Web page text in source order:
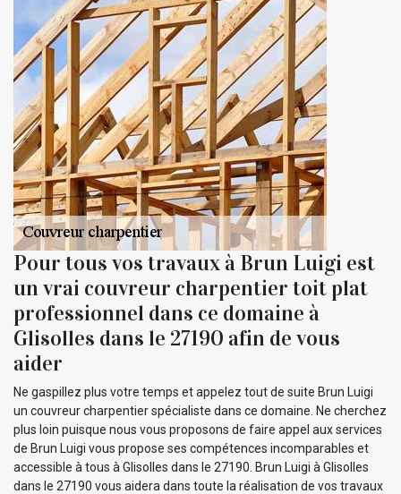
Pour tous vos travaux à Brun Luigi est
un vrai couvreur charpentier toit plat
professionnel dans ce domaine à
Glisolles dans le 27190 afin de vous
aider
Ne gaspillez plus votre temps et appelez tout de suite Brun Luigi
un couvreur charpentier spécialiste dans ce domaine. Ne cherchez
plus loin puisque nous vous proposons de faire appel aux services
de Brun Luigi vous propose ses compétences incomparables et
accessible à tous à Glisolles dans le 27190. Brun Luigi à Glisolles
dans le 27190 vous aidera dans toute la réalisation de vos travaux